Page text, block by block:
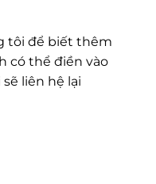
tôi để biết thêm
có thể điền vào
liên hệ lại